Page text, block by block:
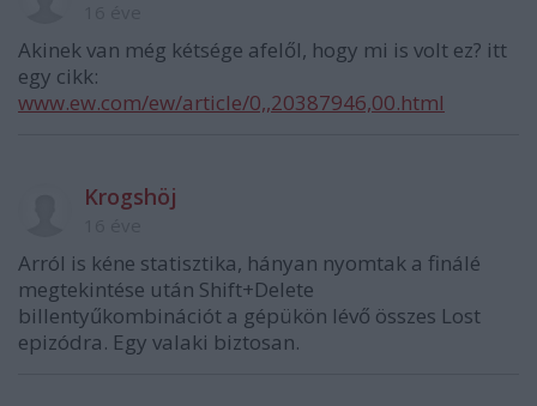
Akinek van még kétsége afelől, hogy mi is volt ez? itt
egy cikk:
www.ew.com/ew/article/0,,20387946,00.html
Krogshöj
Arról is kéne statisztika, hányan nyomtak a finálé
megtekintése után Shift+Delete
billentyűkombinációt a gépükön lévő összes Lost
epizódra. Egy valaki biztosan.